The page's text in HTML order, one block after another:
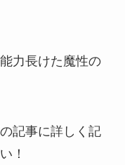
力長けた魔性の
記事に詳しく記
！